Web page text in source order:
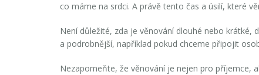
co máme na srdci. A právě tento čas a úsilí, které
Není důležité, zda je věnování dlouhé nebo krátké,
a podrobnější, například pokud chceme připojit
Nezapomeňte, že věnování je nejen pro příjemce,